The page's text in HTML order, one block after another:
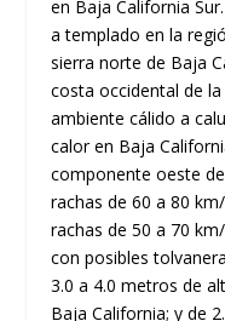
en Baja California
a templado en la
sierra norte de Baja
costa occidental de
ambiente cálido a
calor en Baja
componente oeste
rachas de 60 a 80
rachas de 50 a 70
con posibles
3.0 a 4.0 metros de
Baja California; y de